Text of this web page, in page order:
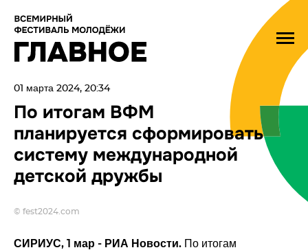
01 марта 2024, 20:34
По итогам ВФМ
планируется сформировать
систему международной
детской дружбы
© fest2024.com
СИРИУС, 1 мар - РИА Новости. По итогам